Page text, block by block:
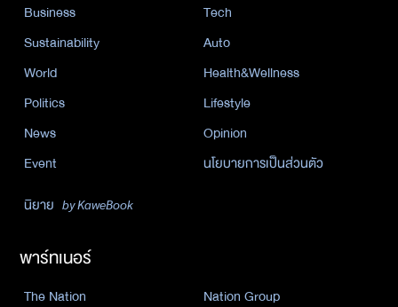
Business
Tech
Sustainability
Auto
World
Health&Wellness
Politics
Lifestyle
News
Opinion
Event
นโยบายการเป็นส่วนตัว
นิยาย by KaweBook
พาร์ทเนอร์
The Nation Nation Group